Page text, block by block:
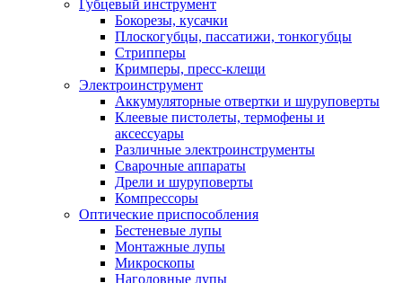
Губцевый инструмент
Бокорезы, кусачки
Плоскогубцы, пассатижи, тонкогубцы
Стрипперы
Кримперы, пресс-клещи
Электроинструмент
Аккумуляторные отвертки и шуруповерты
Клеевые пистолеты, термофены и
аксессуары
Различные электроинструменты
Сварочные аппараты
Дрели и шуруповерты
Компрессоры
Оптические приспособления
Бестеневые лупы
Монтажные лупы
Микроскопы
Наголовные лупы